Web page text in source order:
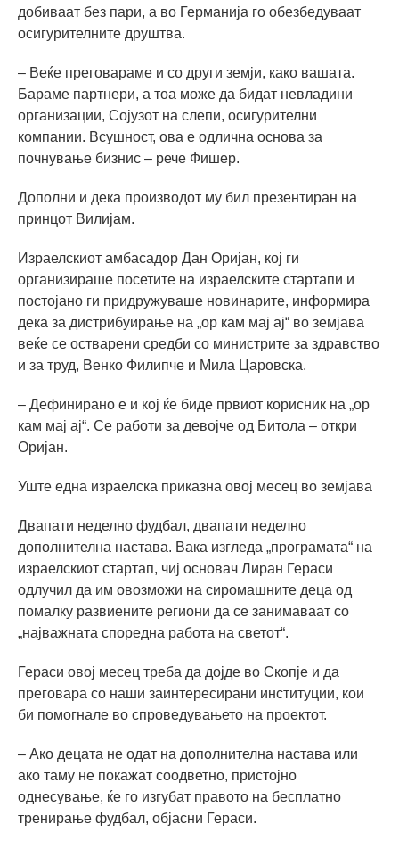
добиваат без пари, а во Германија го обезбедуваат
осигурителните друштва.
– Веќе преговараме и со други земји, како вашата.
Бараме партнери, а тоа може да бидат невладини
организации, Сојузот на слепи, осигурителни
компании. Всушност, ова е одлична основа за
почнување бизнис – рече Фишер.
Дополни и дека производот му бил презентиран на
принцот Вилијам.
Израелскиот амбасадор Дан Оријан, кој ги
организираше посетите на израелските стартапи и
постојано ги придружуваше новинарите, информира
дека за дистрибуирање на „ор кам мај ај“ во земјава
веќе се остварени средби со министрите за здравство
и за труд, Венко Филипче и Мила Царовска.
– Дефинирано е и кој ќе биде првиот корисник на „ор
кам мај ај“. Се работи за девојче од Битола – откри
Оријан.
Уште една израелска приказна овој месец во земјава
Двапати неделно фудбал, двапати неделно
дополнителна настава. Вака изгледа „програмата“ на
израелскиот стартап, чиј основач Лиран Гераси
одлучил да им овозможи на сиромашните деца од
помалку развиените региони да се занимаваат со
„најважната споредна работа на светот“.
Гераси овој месец треба да дојде во Скопје и да
преговара со наши заинтересирани институции, кои
би помогнале во спроведувањето на проектот.
– Ако децата не одат на дополнителна настава или
ако таму не покажат соодветно, пристојно
однесување, ќе го изгубат правото на бесплатно
тренирање фудбал, објасни Гераси.